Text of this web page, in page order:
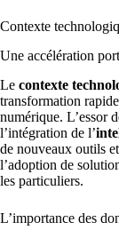
Contexte
Une accélération
Le contexte
transformation
numérique. L’essor
l’intégration de l’
de nouveaux outils
l’adoption de
les particuliers.
L’importance des